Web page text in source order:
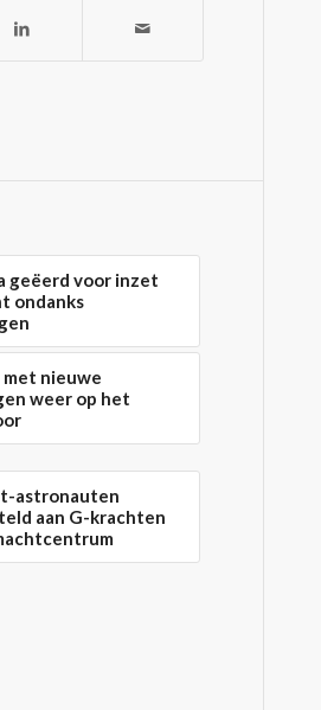
geëerd voor inzet
ondanks
nieuwe
weer op het
astronauten
aan G-krachten